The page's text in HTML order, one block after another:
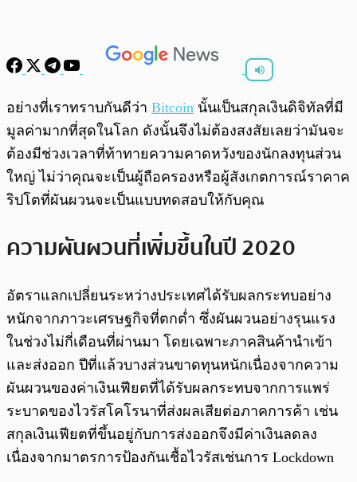
พร้อมเล่น 0:00 /0:00
อย่างที่เราทราบกันดีว่า Bitcoin นั้นเป็นสกุลเงินดิจิทัลที่มี
มูลค่ามากที่สุดในโลก ดังนั้นจึงไม่ต้องสงสัยเลยว่ามันจะ
ต้องมีช่วงเวลาที่ท้าทายความคาดหวังของนักลงทุนส่วน
ใหญ่ ไม่ว่าคุณจะเป็นผู้ถือครองหรือผู้สังเกตการณ์ราคาค
ริปโตที่ผันผวนจะเป็นแบบทดสอบให้กับคุณ
ความผันผวนที่เพิ่มขึ้นในปี 2020
อัตราแลกเปลี่ยนระหว่างประเทศได้รับผลกระทบอย่าง
หนักจากภาวะเศรษฐกิจที่ตกต่ำ ซึ่งผันผวนอย่างรุนแรง
ในช่วงไม่กี่เดือนที่ผ่านมา โดยเฉพาะภาคสินค้านำเข้า
และส่งออก ปีที่แล้วบางส่วนขาดทุนหนักเนื่องจากความ
ผันผวนของค่าเงินเฟียตที่ได้รับผลกระทบจากการแพร่
ระบาดของไวรัสโคโรนาที่ส่งผลเสียต่อภาคการค้า เช่น
สกุลเงินเฟียตที่ขึ้นอยู่กับการส่งออกจึงมีค่าเงินลดลง
เนื่องจากมาตรการป้องกันเชื้อไวรัสเช่นการ Lockdown